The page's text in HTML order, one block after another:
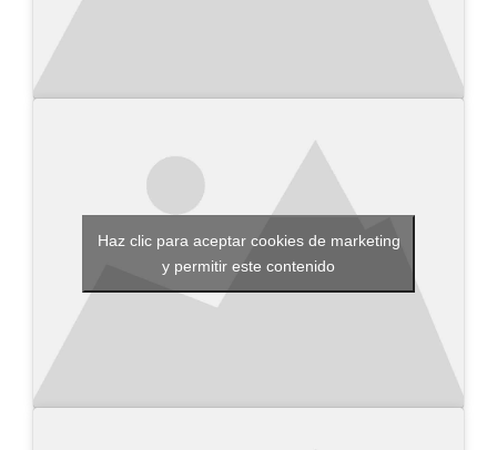
Haz clic para aceptar cookies de marketing
y permitir este contenido